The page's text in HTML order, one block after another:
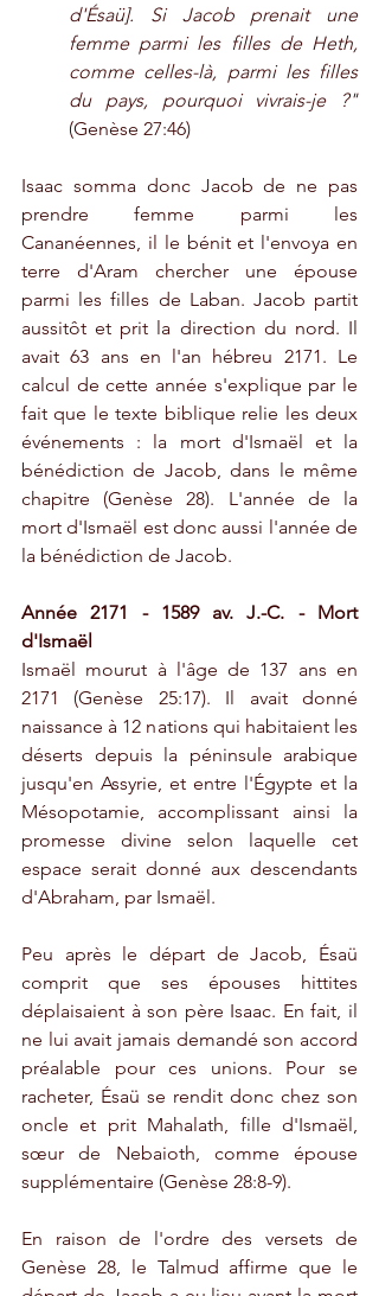
d'Ésaü]. Si Jacob prenait une
femme parmi les filles de Heth,
comme celles-là, parmi les filles
du pays, pourquoi vivrais-je ?"
(Genèse 27:46)
Isaac somma donc Jacob de ne pas
prendre femme parmi les
Cananéennes, il le bénit et l'envoya en
terre d'Aram chercher une épouse
parmi les filles de Laban. Jacob partit
aussitôt et prit la direction du nord. Il
avait 63 ans en l'an hébreu 2171. Le
calcul de cette année s'explique par le
fait que le texte biblique relie les deux
événements : la mort d'Ismaël et la
bénédiction de Jacob, dans le même
chapitre (Genèse 28). L'année de la
mort d'Ismaël est donc aussi l'année de
la bénédiction de Jacob.
Année 2171 - 1589 av. J.-C. - Mort
d'Ismaël
Ismaël mourut à l'âge de 137 ans en
2171 (Genèse 25:17). Il avait donné
naissance à 12 nations qui habitaient les
déserts depuis la péninsule arabique
jusqu'en Assyrie, et entre l'Égypte et la
Mésopotamie, accomplissant ainsi la
promesse divine selon laquelle cet
espace serait donné aux descendants
d'Abraham, par Ismaël.
Peu après le départ de Jacob, Ésaü
comprit que ses épouses hittites
déplaisaient à son père Isaac. En fait, il
ne lui avait jamais demandé son accord
préalable pour ces unions. Pour se
racheter, Ésaü se rendit donc chez son
oncle et prit Mahalath, fille d'Ismaël,
sœur de Nebaioth, comme épouse
supplémentaire (Genèse 28:8-9).
En raison de l'ordre des versets de
Genèse 28, le Talmud affirme que le